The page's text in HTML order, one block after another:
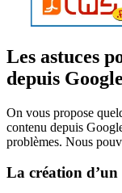
Les astuces
depuis
On vous propose
contenu depuis
problèmes. Nous
La création d’un